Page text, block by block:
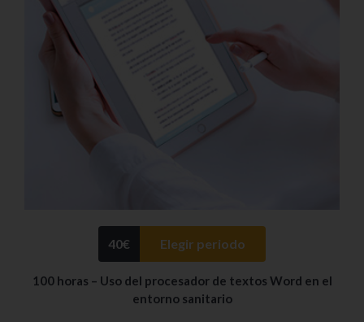
40€ Elegir periodo
100 horas – Uso del procesador de textos Word en el
entorno sanitario